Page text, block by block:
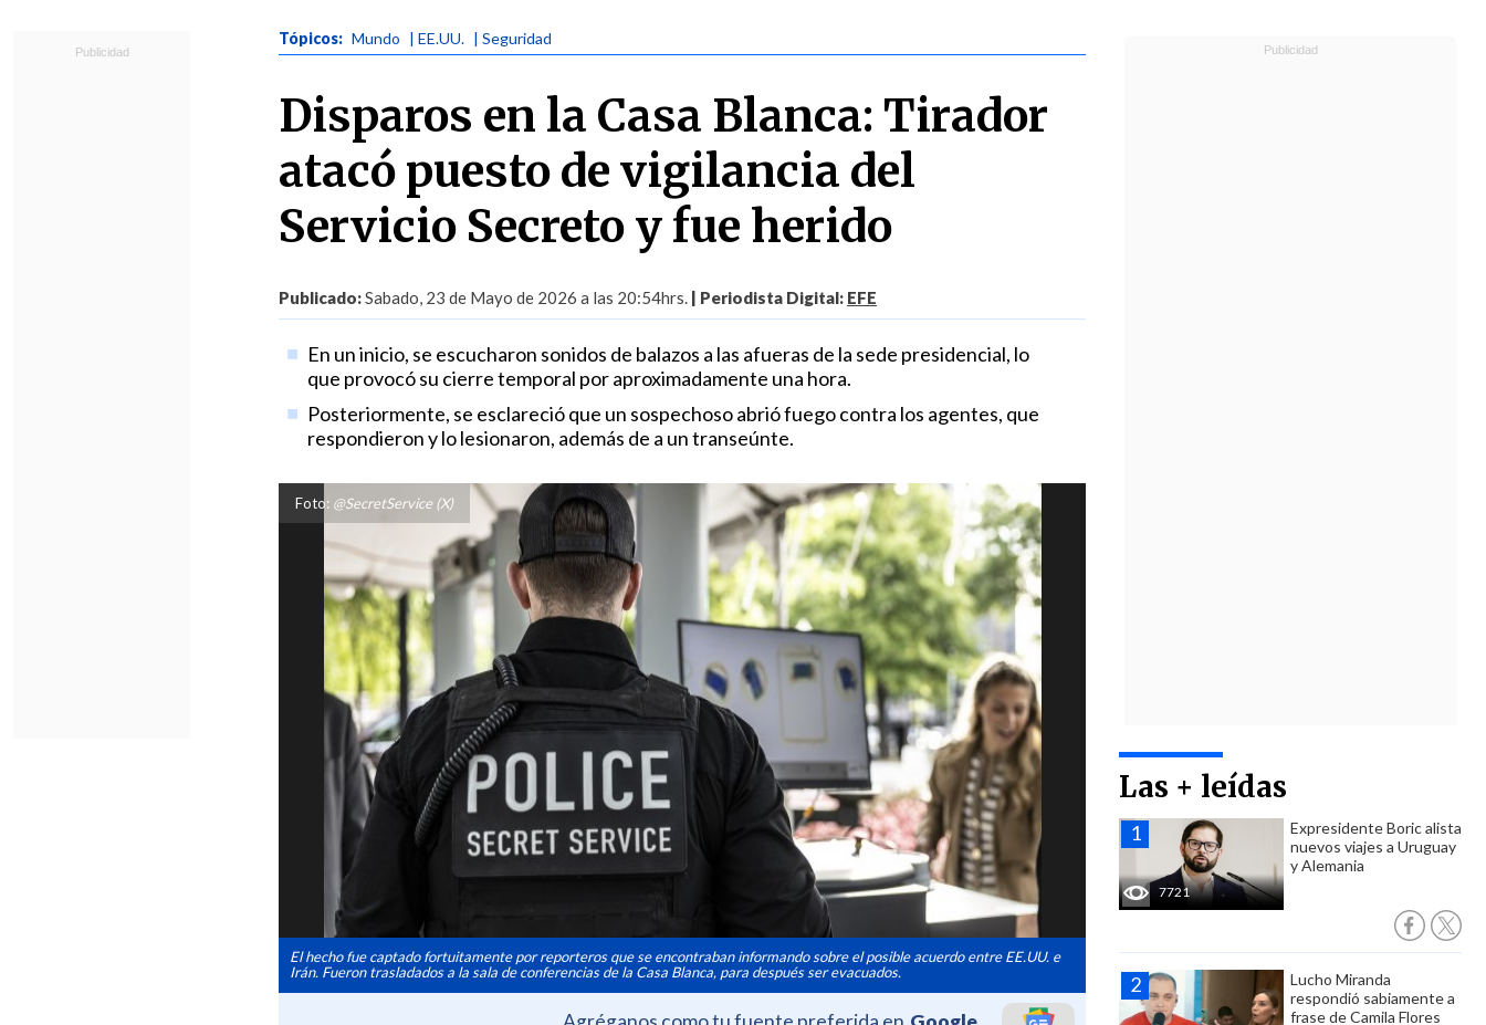
Tópicos: Mundo | EE.UU. | Seguridad
Disparos en la Casa Blanca: Tirador
atacó puesto de vigilancia del
Servicio Secreto y fue herido
Publicado:Sabado, 23 de Mayo de 2026 a las 20:54hrs. | Periodista Digital: EFE
En un inicio, se escucharon sonidos de balazos a las afueras de la sede presidencial, lo
que provocó su cierre temporal por aproximadamente una hora.
Posteriormente, se esclareció que un sospechoso abrió fuego contra los agentes, que
respondieron y lo lesionaron, además de a un transeúnte.
Foto: @SecretService (X)
El hecho fue captado fortuitamente por reporteros que se encontraban informando sobre el posible acuerdo entre EE.UU. e
Irán. Fueron trasladados a la sala de conferencias de la Casa Blanca, para después ser evacuados.
Las + leídas
7721
Expresidente Boric alista
nuevos viajes a Uruguay
y Alemania
Lucho Miranda
respondió sabiamente a
frase de Camila Flores